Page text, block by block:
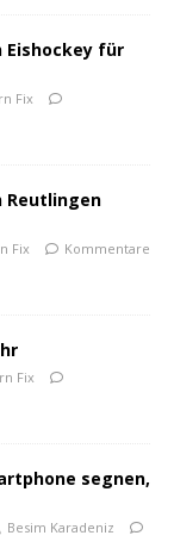
Eishockey für
Fix
Reutlingen
Fix
Kommentare
Fix
segnen,
Besim Karadeniz